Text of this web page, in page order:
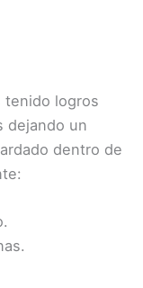
tenido logros
dejando un
dentro de